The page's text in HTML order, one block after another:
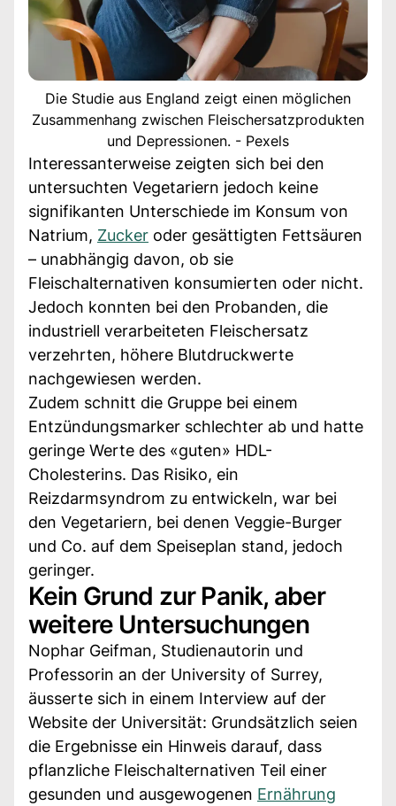
Die Studie aus England zeigt einen möglichen
Zusammenhang zwischen Fleischersatzprodukten
und Depressionen. - Pexels
Interessanterweise zeigten sich bei den
untersuchten Vegetariern jedoch keine
signifikanten Unterschiede im Konsum von
Natrium, Zucker oder gesättigten Fettsäuren
– unabhängig davon, ob sie
Fleischalternativen konsumierten oder nicht.
Jedoch konnten bei den Probanden, die
industriell verarbeiteten Fleischersatz
verzehrten, höhere Blutdruckwerte
nachgewiesen werden.
Zudem schnitt die Gruppe bei einem
Entzündungsmarker schlechter ab und hatte
geringe Werte des «guten» HDL-
Cholesterins. Das Risiko, ein
Reizdarmsyndrom zu entwickeln, war bei
den Vegetariern, bei denen Veggie-Burger
und Co. auf dem Speiseplan stand, jedoch
geringer.
Kein Grund zur Panik, aber
weitere Untersuchungen
Nophar Geifman, Studienautorin und
Professorin an der University of Surrey,
äusserte sich in einem Interview auf der
Website der Universität: Grundsätzlich seien
die Ergebnisse ein Hinweis darauf, dass
pflanzliche Fleischalternativen Teil einer
gesunden und ausgewogenen Ernährung